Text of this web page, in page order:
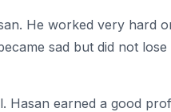
He worked very hard
sad but did not
Hasan earned a good